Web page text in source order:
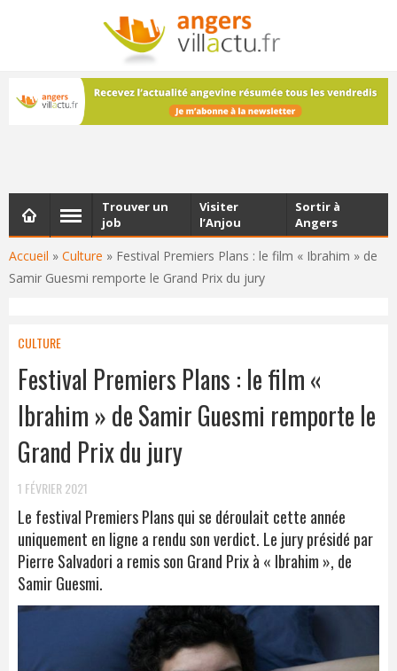
NEWSLETTER
Les dernières actualités d'Angers, chaque vendredi dans
votre boîte e-mail
Accueil » Culture » Festival Premiers Plans : le film « Ibrahim » de
Samir Guesmi remporte le Grand Prix du jury
Trouver un
job
Visiter
l’Anjou
Sortir à
Angers
CULTURE
Festival Premiers Plans : le film «
Ibrahim » de Samir Guesmi remporte le
Grand Prix du jury
1 FÉVRIER 2021
Le festival Premiers Plans qui se déroulait cette année
uniquement en ligne a rendu son verdict. Le jury présidé par
Pierre Salvadori a remis son Grand Prix à « Ibrahim », de
Samir Guesmi.